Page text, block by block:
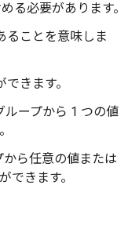
る必要があります。
ることを意味しま
きます。
ループから 1 つの値
から任意の値または
できます。